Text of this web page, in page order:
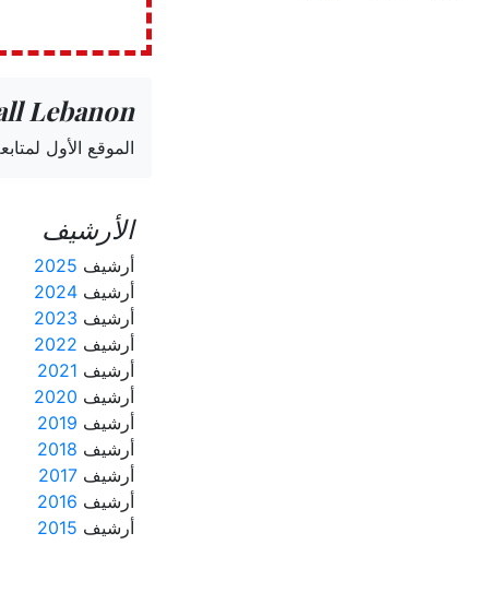
Lebanon
الموقع الأول
الأرشيف
أرشيف 2025
أرشيف 2024
أرشيف 2023
أرشيف 2022
أرشيف 2021
أرشيف 2020
أرشيف 2019
أرشيف 2018
أرشيف 2017
أرشيف 2016
أرشيف 2015